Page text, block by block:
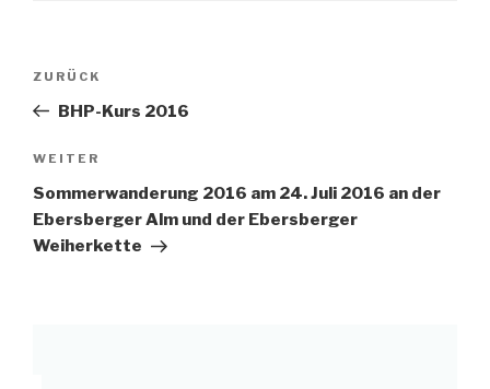
Beitragsnavigation
Vorheriger
Beitrag
ZURÜCK
BHP-Kurs 2016
Nächster
Beitrag
WEITER
Sommerwanderung 2016 am 24. Juli 2016 an der
Ebersberger Alm und der Ebersberger
Weiherkette